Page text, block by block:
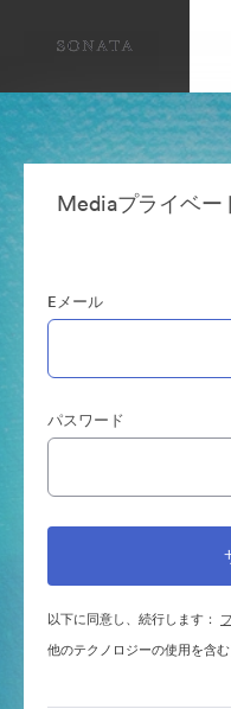
Mediaプライベー
Eメール
パスワード
以下に同意し、続行します：
他のテクノロジーの使用を含